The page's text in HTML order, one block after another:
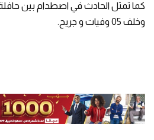
كما تمثل الحادث في اصطدام بين
وخلف 05 وفيات و جريح.